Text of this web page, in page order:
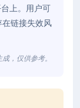
上。用户可
在链接失效风
，仅供参考。